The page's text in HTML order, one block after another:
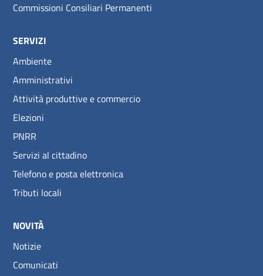
Commissioni Consiliari Permanenti
SERVIZI
Ambiente
Amministrativi
Attività produttive e commercio
Elezioni
PNRR
Servizi al cittadino
Telefono e posta elettronica
Tributi locali
NOVITÀ
Notizie
Comunicati